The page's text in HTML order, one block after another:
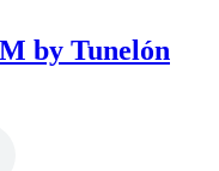
by Tunelón